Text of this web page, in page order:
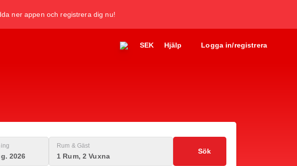
ner appen och registrera dig nu!
SEK Hjälp Logga in/registrera
2026
Rum & Gäst
1 Rum, 2 Vuxna
Sök